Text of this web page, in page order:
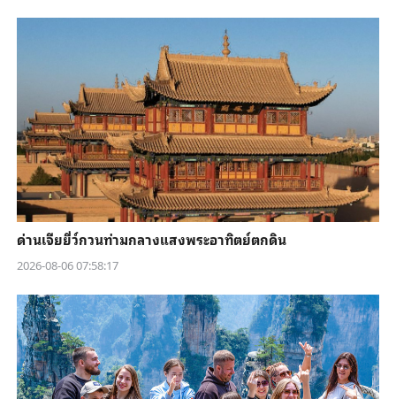
ด่านเจียยี่ว์กวนท่ามกลางแสงพระอาทิตย์ตกดิน
2026-08-06 07:58:17